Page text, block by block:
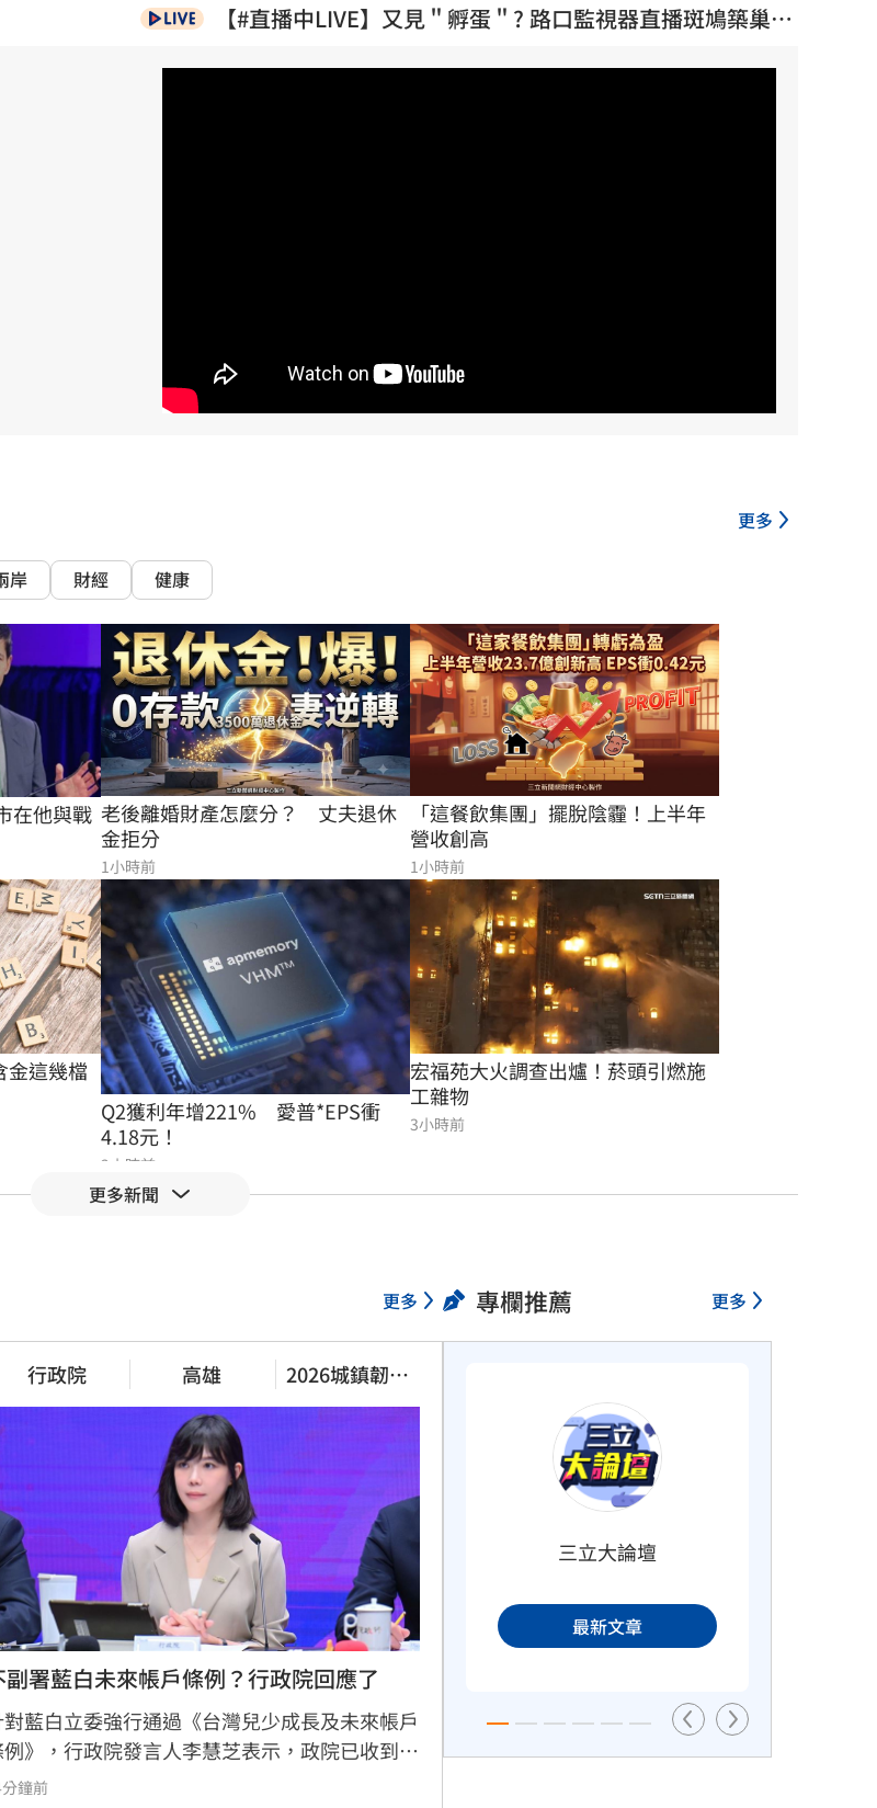
【#直播中LIVE】又見＂孵蛋＂? 路口監視器直播斑鳩築巢駐
更多
岸 財經 健康
在他與戰 老後離婚財產怎麼分？　丈夫退休
金拒分
1小時前
「這餐飲集團」擺脫陰霾！上半年
營收創高
1小時前
金這幾檔
Q2獲利年增221%　愛普*EPS衝
4.18元！
2小時前
宏福苑大火調查出爐！菸頭引燃施
工雜物
3小時前
拿回解方
稱龍蝦咬完就吐　爆李世宗要信徒
喝精油
人夯
女友台大3碩1博爆造假！姜厚任：
文盲也愛
3小時前
長尾獼猴失控狂襲居民！官方追查
異常原因
更多新聞
更多
行政院 高雄
2026城鎮韌性
演習
副署藍白未來帳戶條例？行政院回應了
對藍白立委強行通過《台灣兒少成長及未來帳戶
》，行政院發言人李慧芝表示，政院已收到三
文，強調編列預算為行政院憲政職權，將採取
鐘前
專欄推薦 更多
三立大論壇
最新文章